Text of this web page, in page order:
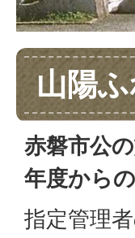
山陽
赤磐市公
年度から
指定管理